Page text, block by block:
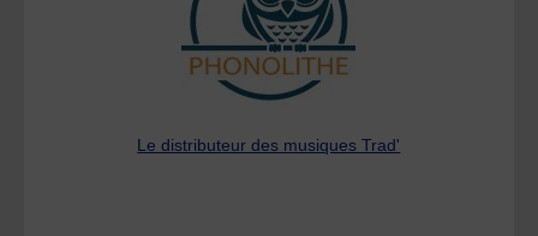
Le distributeur des musiques Trad'